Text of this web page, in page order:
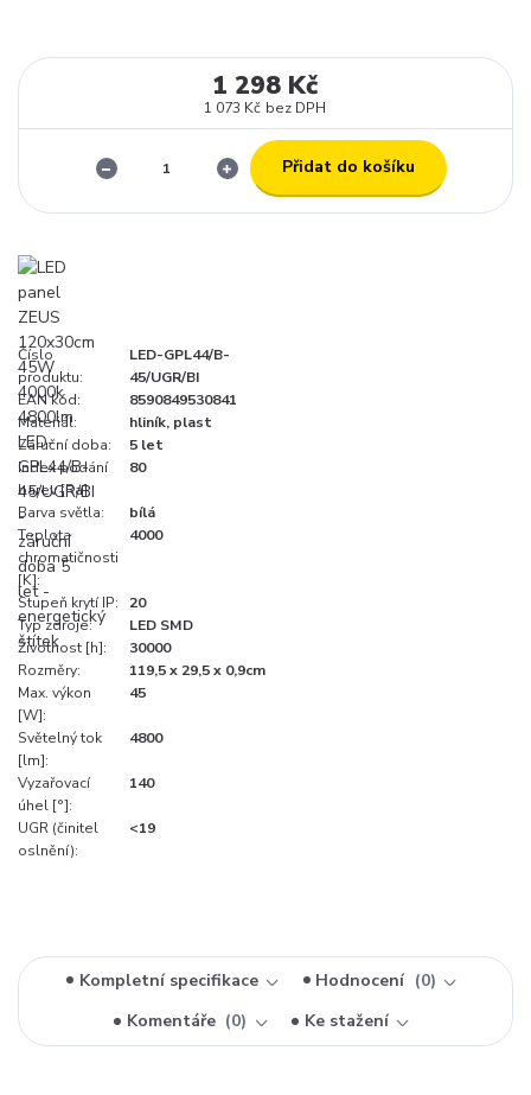
1 298 Kč
1 073 Kč bez DPH
Přidat do košíku
Číslo
produktu:
LED-GPL44/B-
45/UGR/BI
EAN kód:
8590849530841
Materiál:
hliník, plast
Záruční doba:
5 let
Index podání
barev [Ra]:
80
Barva světla:
bílá
Teplota
chromatičnosti
[K]:
4000
Stupeň krytí IP:
20
Typ zdroje:
LED SMD
Životnost [h]:
30000
Rozměry:
119,5 x 29,5 x 0,9cm
Max. výkon
[W]:
45
Světelný tok
[lm]:
4800
Vyzařovací
úhel [°]:
140
UGR (činitel
oslnění):
<19
Kompletní specifikace Hodnocení
0
Komentáře
0 Ke stažení